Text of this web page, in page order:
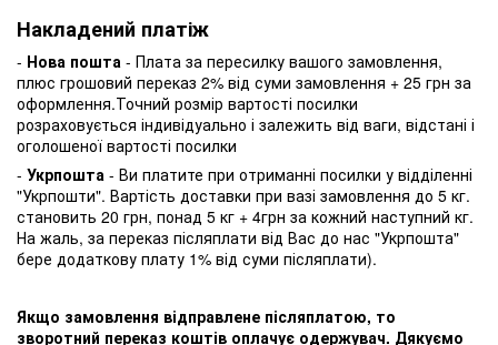
Накладений платіж
- Нова пошта - Плата за пересилку вашого замовлення,
плюс грошовий переказ 2% від суми замовлення + 25 грн за
оформлення.Точний розмір вартості посилки
розраховується індивідуально і залежить від ваги, відстані і
оголошеної вартості посилки
- Укрпошта - Ви платите при отриманні посилки у відділенні
"Укрпошти". Вартість доставки при вазі замовлення до 5 кг.
становить 20 грн, понад 5 кг + 4грн за кожний наступний кг.
На жаль, за переказ післяплати від Вас до нас "Укрпошта"
бере додаткову плату 1% від суми післяплати).
Якщо замовлення відправлене післяплатою, то
зворотний переказ коштів оплачує одержувач. Дякуємо